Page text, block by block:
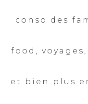
conso des
food,
et bien plus